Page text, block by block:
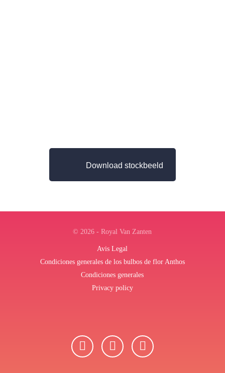
Download stockbeeld
© 2026 - Royal Van Zanten
Avis Legal
Condiciones generales de los bulbos de flor Anthos
Condiciones generales
Privacy policy